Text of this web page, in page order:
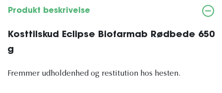
Produkt beskrivelse
Kosttilskud Eclipse Biofarmab Rødbede 650
g
Fremmer udholdenhed og restitution hos hesten.